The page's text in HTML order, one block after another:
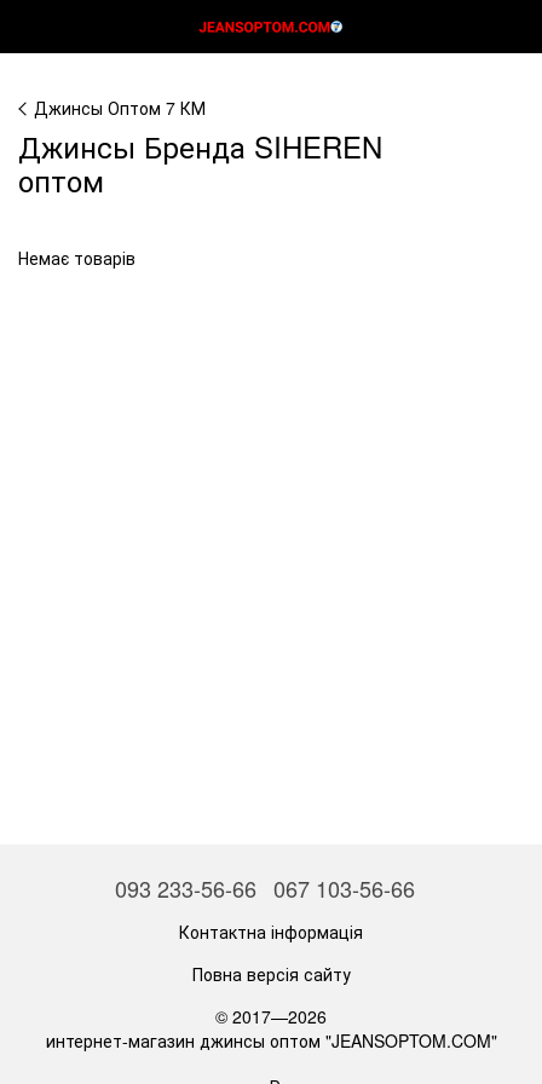
Джинсы Оптом 7 КМ
Джинсы Бренда SIHEREN
оптом
Немає товарів
093 233-56-66 067 103-56-66
Контактна інформація
Повна версія сайту
© 2017—2026
интернет-магазин джинсы оптом "JEANSOPTOM.COM"